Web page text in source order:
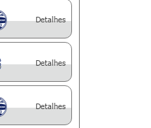
Detalhes
Detalhes
Detalhes